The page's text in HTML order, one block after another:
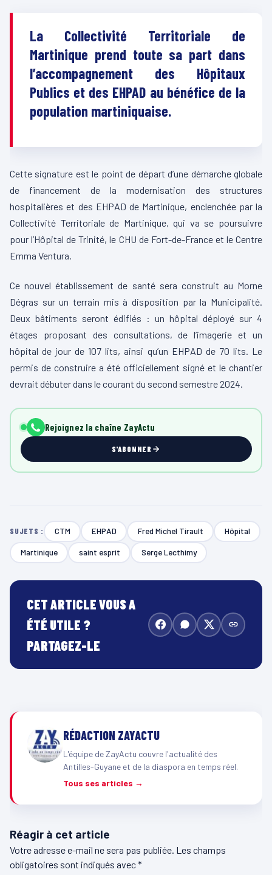
La Collectivité Territoriale de
Martinique prend toute sa part dans
l’accompagnement des Hôpitaux
Publics et des EHPAD au bénéfice de la
population martiniquaise.
Cette signature est le point de départ d’une démarche globale
de financement de la modernisation des structures
hospitalières et des EHPAD de Martinique, enclenchée par la
Collectivité Territoriale de Martinique, qui va se poursuivre
pour l’Hôpital de Trinité, le CHU de Fort-de-France et le Centre
Emma Ventura.
Ce nouvel établissement de santé sera construit au Morne
Dégras sur un terrain mis à disposition par la Municipalité.
Deux bâtiments seront édifiés : un hôpital déployé sur 4
étages proposant des consultations, de l’imagerie et un
hôpital de jour de 107 lits, ainsi qu’un EHPAD de 70 lits. Le
permis de construire a été officiellement signé et le chantier
devrait débuter dans le courant du second semestre 2024.
Rejoignez la chaîne ZayActu
S'ABONNER
SUJETS : CTM EHPAD Fred Michel Tirault Hôpital
Martinique saint esprit Serge Lecthimy
CET ARTICLE VOUS A
ÉTÉ UTILE ?
PARTAGEZ-LE
RÉDACTION ZAYACTU
L'équipe de ZayActu couvre l'actualité des
Antilles-Guyane et de la diaspora en temps réel.
Tous ses articles →
Réagir à cet article
Votre adresse e-mail ne sera pas publiée. Les champs
obligatoires sont indiqués avec*